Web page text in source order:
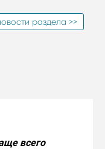
раздела >>
всего